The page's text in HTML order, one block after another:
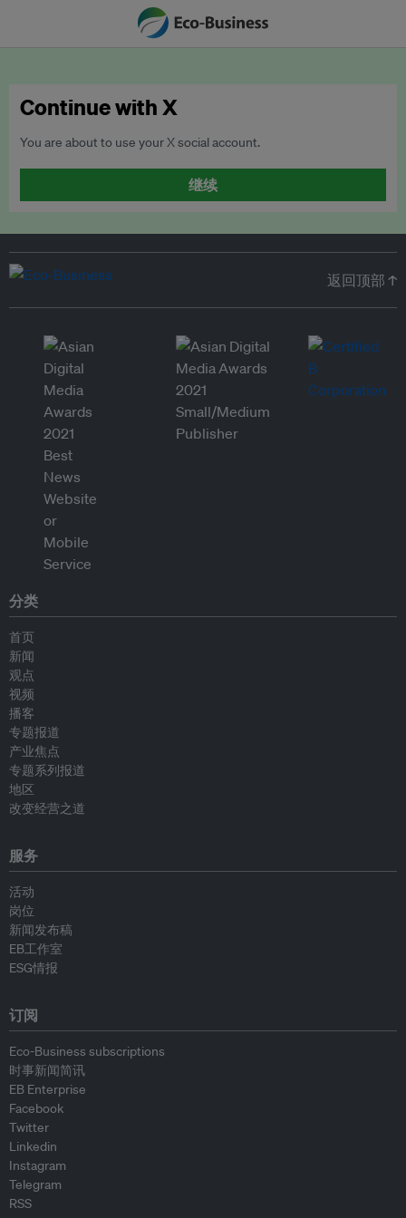
Continue with X
You are about to use your X social account.
继续
返回顶部 ↑
分类
首页
新闻
观点
视频
播客
专题报道
产业焦点
专题系列报道
地区
改变经营之道
服务
活动
岗位
新闻发布稿
EB工作室
ESG情报
订阅
Eco-Business subscriptions
时事新闻简讯
EB Enterprise
Facebook
Twitter
Linkedin
Instagram
Telegram
RSS